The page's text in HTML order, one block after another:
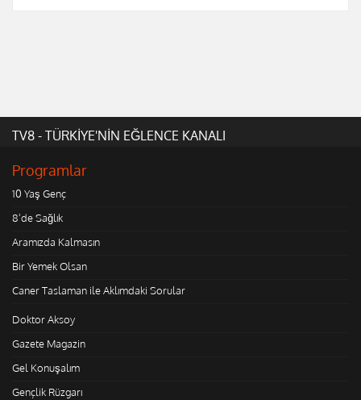
TV8 - TÜRKİYE'NİN EĞLENCE KANALI
Programlar
10 Yaş Genç
8'de Sağlık
Aramızda Kalmasın
Bir Yemek Olsan
Caner Taslaman ile Aklımdaki Sorular
Doktor Aksoy
Gazete Magazin
Gel Konuşalım
Gençlik Rüzgarı